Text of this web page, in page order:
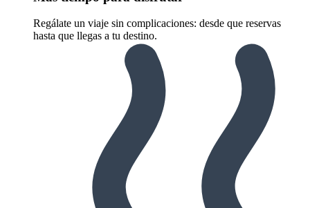
Regálate un viaje sin complicaciones: desde que reservas
hasta que llegas a tu destino.